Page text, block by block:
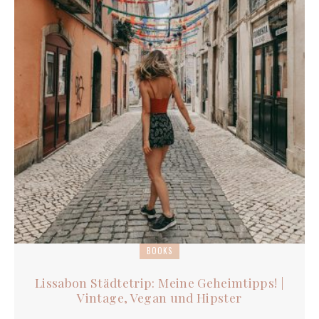
BOOKS
Lissabon Städtetrip: Meine Geheimtipps! |
Vintage, Vegan und Hipster